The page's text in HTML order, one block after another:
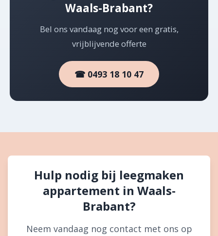
Waals-Brabant?
Bel ons vandaag nog voor een gratis,
vrijblijvende offerte
☎ 0493 18 10 47
Hulp nodig bij leegmaken
appartement in Waals-
Brabant?
Neem vandaag nog contact met ons op